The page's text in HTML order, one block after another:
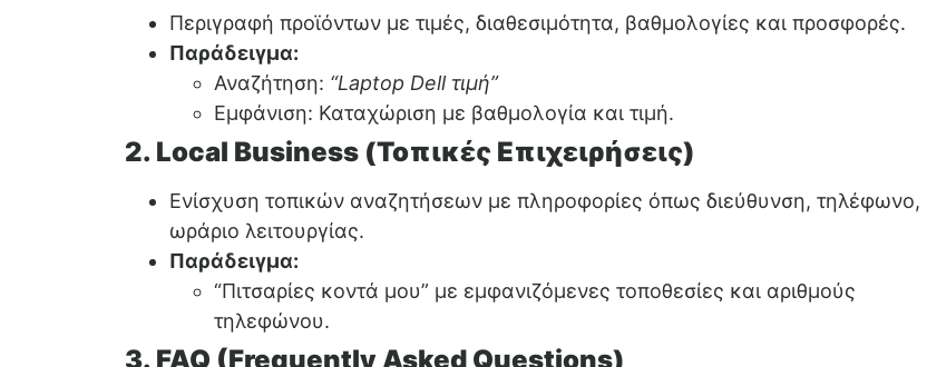
Περιγραφή προϊόντων με τιμές, διαθεσιμότητα, βαθμολογίες και προσφορές.
Παράδειγμα:
Αναζήτηση: “Laptop Dell τιμή”
Εμφάνιση: Καταχώριση με βαθμολογία και τιμή.
2. Local Business (Τοπικές Επιχειρήσεις)
Ενίσχυση τοπικών αναζητήσεων με πληροφορίες όπως διεύθυνση, τηλέφωνο,
ωράριο λειτουργίας.
Παράδειγμα:
“Πιτσαρίες κοντά μου” με εμφανιζόμενες τοποθεσίες και αριθμούς
τηλεφώνου.
3. FAQ (Frequently Asked Questions)